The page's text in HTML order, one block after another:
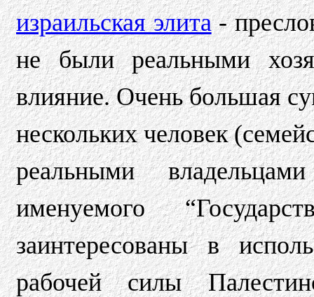
израильская элита-
не были реальными
влияние. Очень большая
нескольких человек
реальными
именуемого
заинтересованы в
рабочей силы